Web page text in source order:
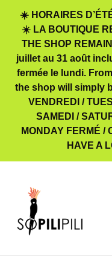
contenu
☀️ HORAIRES
☀️ LA BOUTIQUE
THE SHOP
juillet au 31 août
fermée le lundi.
the shop will simply
VENDREDI /
SAMEDI /
MONDAY FERMÉ
HAVE A